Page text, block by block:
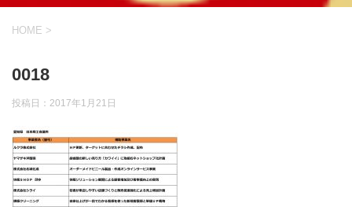
HOME >
0018
投稿日： 2017年1月21日